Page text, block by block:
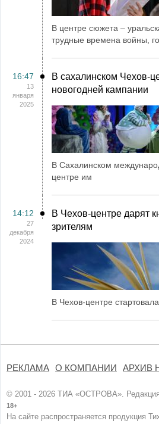
В центре сюжета –
трудные времена войны,
16:47
13
января
2025
В сахалинском Чехов-
новогодней кампании
В Сахалинском
центре им
14:12
27
декабря
2024
В Чехов-центре дарят
зрителям
В Чехов-центре
РЕКЛАМА О КОМПАНИИ АРХИВ
© 2001 - 2026 ТИА «ОСТРОВА».
18+
На сайте распространяется продукция